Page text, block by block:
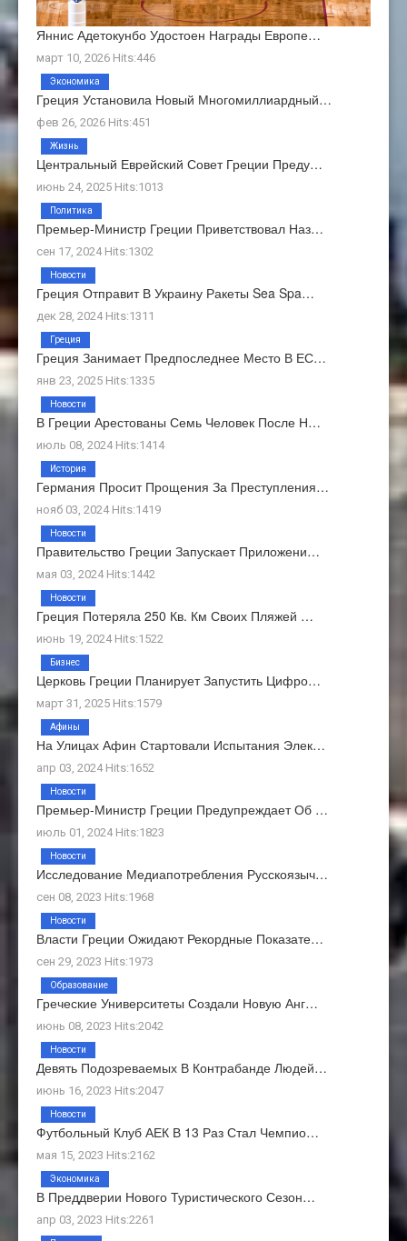
Яннис Адетокунбо Удостоен Награды Европе…
март 10, 2026 Hits:446
Греция Установила Новый Многомиллиардный…
фев 26, 2026 Hits:451
Экономика
Центральный Еврейский Совет Греции Преду…
июнь 24, 2025 Hits:1013
Жизнь
Премьер-Министр Греции Приветствовал Наз…
сен 17, 2024 Hits:1302
Политика
Греция Отправит В Украину Ракеты Sea Spa…
дек 28, 2024 Hits:1311
Новости
Греция Занимает Предпоследнее Место В ЕС…
янв 23, 2025 Hits:1335
Греция
В Греции Арестованы Семь Человек После Н…
июль 08, 2024 Hits:1414
Новости
Германия Просит Прощения За Преступления…
нояб 03, 2024 Hits:1419
История
Правительство Греции Запускает Приложени…
мая 03, 2024 Hits:1442
Новости
Греция Потеряла 250 Кв. Км Своих Пляжей …
июнь 19, 2024 Hits:1522
Новости
Церковь Греции Планирует Запустить Цифро…
март 31, 2025 Hits:1579
Бизнес
На Улицах Афин Стартовали Испытания Элек…
апр 03, 2024 Hits:1652
Афины
Премьер-Министр Греции Предупреждает Об …
июль 01, 2024 Hits:1823
Новости
Исследование Медиапотребления Русскоязыч…
сен 08, 2023 Hits:1968
Новости
Власти Греции Ожидают Рекордные Показате…
сен 29, 2023 Hits:1973
Новости
Греческие Университеты Создали Новую Анг…
июнь 08, 2023 Hits:2042
Образование
Девять Подозреваемых В Контрабанде Людей…
июнь 16, 2023 Hits:2047
Новости
Футбольный Клуб АЕК В 13 Раз Стал Чемпио…
мая 15, 2023 Hits:2162
Новости
В Преддверии Нового Туристического Сезон…
апр 03, 2023 Hits:2261
Экономика